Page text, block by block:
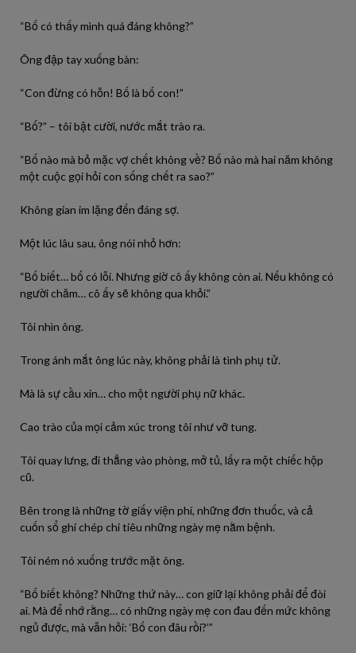
“Bố có thấy mình quá đáng không?”
Ông đập tay xuống bàn:
“Con đừng có hỗn! Bố là bố con!”
“Bố?” – tôi bật cười, nước mắt trào ra.
“Bố nào mà bỏ mặc vợ chết không về? Bố nào mà hai năm không
một cuộc gọi hỏi con sống chết ra sao?”
Không gian im lặng đến đáng sợ.
Một lúc lâu sau, ông nói nhỏ hơn:
“Bố biết… bố có lỗi. Nhưng giờ cô ấy không còn ai. Nếu không có
người chăm… cô ấy sẽ không qua khỏi.”
Tôi nhìn ông.
Trong ánh mắt ông lúc này, không phải là tình phụ tử.
Mà là sự cầu xin… cho một người phụ nữ khác.
Cao trào của mọi cảm xúc trong tôi như vỡ tung.
Tôi quay lưng, đi thẳng vào phòng, mở tủ, lấy ra một chiếc hộp
cũ.
Bên trong là những tờ giấy viện phí, những đơn thuốc, và cả
cuốn sổ ghi chép chi tiêu những ngày mẹ nằm bệnh.
Tôi ném nó xuống trước mặt ông.
“Bố biết không? Những thứ này… con giữ lại không phải để đòi
ai. Mà để nhớ rằng… có những ngày mẹ con đau đến mức không
ngủ được, mà vẫn hỏi: ‘Bố con đâu rồi?’”